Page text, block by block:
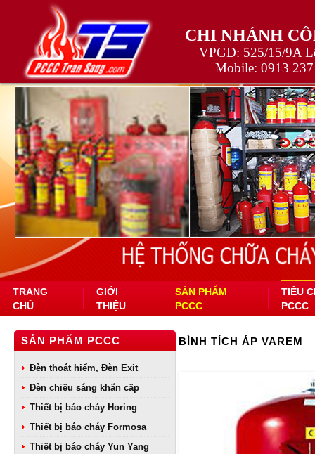
CHI NHÁNH
VPGD: 525/15/9A
Mobile: 0913
TRANG
CHỦ
GIỚI
THIỆU
SẢN PHẨM
PCCC
TIÊU
PCCC
SẢN PHẨM PCCC
Đèn thoát hiểm, Đèn Exit
Đèn chiếu sáng khẩn cấp
Thiết bị báo cháy Horing
Thiết bị báo cháy Formosa
Thiết bị báo cháy Yun Yang
BÌNH TÍCH ÁP VAREM